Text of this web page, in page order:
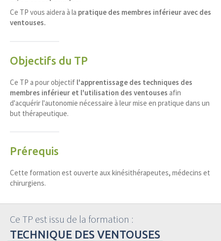
Ce TP vous aidera à la pratique des membres inférieur avec des
ventouses.
Objectifs du TP
Ce TP a pour objectif l'apprentissage des techniques des
membres inférieur et l'utilisation des ventouses afin
d'acquérir l'autonomie nécessaire à leur mise en pratique dans un
but thérapeutique.
Prérequis
Cette formation est ouverte aux kinésithérapeutes, médecins et
chirurgiens.
Ce TP est issu de la formation :
TECHNIQUE DES VENTOUSES